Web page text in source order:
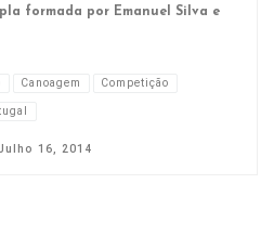
formada por Emanuel Silva e
Canoagem
Competição
16, 2014